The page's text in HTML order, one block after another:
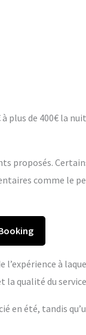
de 400€ la
proposés.
comme le
à
qualité du
en été, tandis